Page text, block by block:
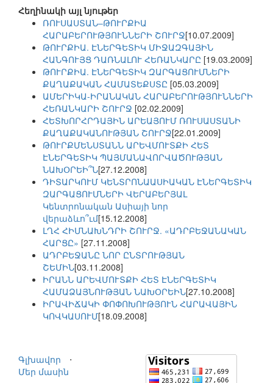
Հեղինակի այլ նյութեր
ՌՈՒՍԱՍՏԱՆ–ԹՈՒՐՔԻԱ
ՀԱՐԱԲԵՐՈՒԹՅՈՒՆՆԵՐԻ ՇՈՒՐՋ[10.07.2009]
ԹՈՒՐՔԻԱ. ԷՆԵՐԳԵՏԻԿ ՄԻՋԱԶԳԱՅԻՆ
ՀԱՆԳՈՒՅՑ ԴԱՌՆԱԼՈՒ ՀԵՌԱՆԿԱՐԸ [19.03.2009]
ԹՈՒՐՔԻԱ. ԷՆԵՐԳԵՏԻԿ ԶԱՐԳԱՑՈՒՄՆԵՐԻ
ՔԱՂԱՔԱԿԱՆ ՀԱՄԱՏԵՔՍՏԸ [05.03.2009]
ԱՄԵՐԻԿԱ-ԻՐԱՆԱԿԱՆ ՀԱՐԱԲԵՐՈՒԹՅՈՒՆՆԵՐԻ
ՀԵՌԱՆԿԱՐԻ ՇՈՒՐՋ [02.02.2009]
ՀԵՏԽՈՐՀՐԴԱՅԻՆ ԱՐԵԱՅՈՒՄ ՌՈՒՍԱՍՏԱՆԻ
ՔԱՂԱՔԱԿԱՆՈՒԹՅԱՆ ՇՈՒՐՋ[22.01.2009]
ԹՈՒՐՔՄԵՆՍՏԱՆՆ ԱՐԵՎՄՈՒՏՔԻ ՀԵՏ
ԷՆԵՐԳԵՏԻԿ ՊԱՅՄԱՆԱՎՈՐՎԱԾՈՒԹՅԱՆ
ՆԱԽՕՐԵԻ՞Ն[27.12.2008]
ԴԻՏԱՐԿՈՒՄ ԿԵՆՏՐՈՆԱԱՍԻԱԿԱՆ ԷՆԵՐԳԵՏԻԿ
ԶԱՐԳԱՑՈՒՄՆԵՐԻ ՎԵՐԱԲԵՐՅԱԼ
Կենտրոնական Ասիայի նոր
վերաձևո՞ւմ[15.12.2008]
ԼՂՀ ՀԻՄՆԱԽՆԴՐԻ ՇՈՒՐՋ. «ԱԴՐԲԵՋԱՆԱԿԱՆ
ՀԱՐՑԸ» [27.11.2008]
ԱԴՐԲԵՋԱՆԸ ՆՈՐ ԸՆՏՐՈՒԹՅԱՆ
ՇԵՄԻՆ[03.11.2008]
ԻՐԱՆՆ ԱՐԵՎՄՈՒՏՔԻ ՀԵՏ ԷՆԵՐԳԵՏԻԿ
ՀԱՄԱՁԱՅՆՈՒԹՅԱՆ ՆԱԽՕՐԵԻՆ[27.10.2008]
ԻՐԱՎԻՃԱԿԻ ՓՈՓՈԽՈՒԹՅՈՒՆ ՀԱՐԱՎԱՅԻՆ
ԿՈՎԿԱՍՈՒՄ[18.09.2008]
Գլխավոր
⋅
Մեր մասին